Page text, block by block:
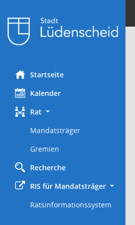
Startseite
Kalender
Rat
Mandatsträger
Gremien
Recherche
RIS für Mandatsträger
Ratsinformationssystem